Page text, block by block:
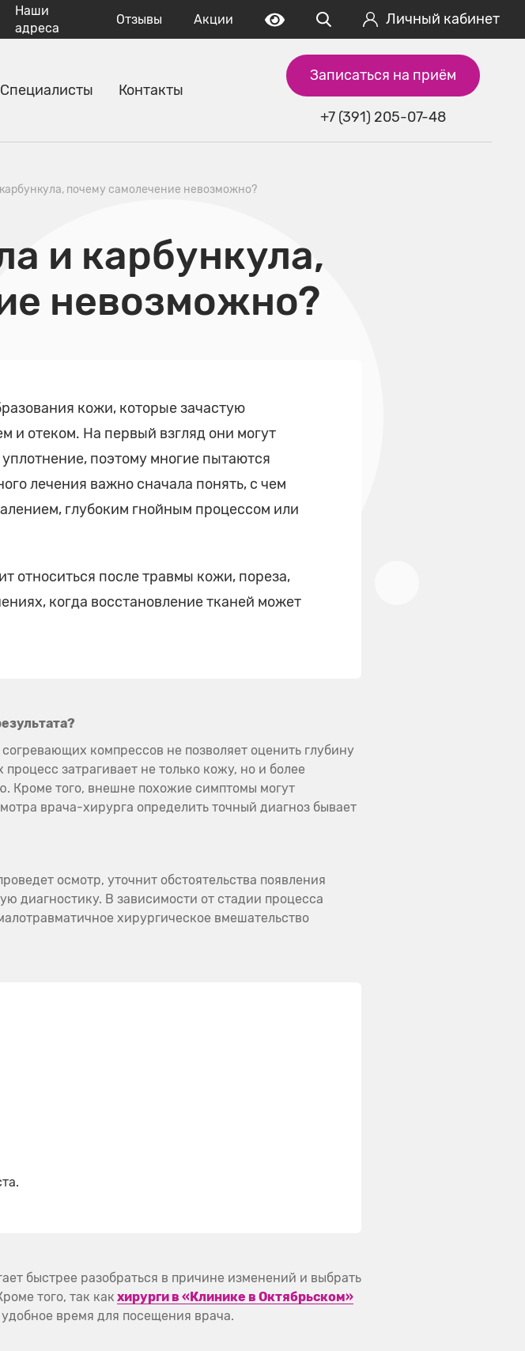
Наши
адреса
Отзывы Акции Личный кабинет
Специалисты
Контакты
+7 (391) 205-07-48
Записаться на приём
почему самолечение невозможно?
и карбункула,
невозможно?
кожи, которые зачастую
и отеком. На первый взгляд они могут
поэтому многие пытаются
лечения важно сначала понять, с чем
глубоким гнойным процессом или
относиться после травмы кожи, пореза,
когда восстановление тканей может
компрессов не позволяет оценить глубину
затрагивает не только кожу, но и более
Кроме того, внешне похожие симптомы могут
врача-хирурга определить точный диагноз бывает
осмотр, уточнит обстоятельства появления
диагностику. В зависимости от стадии процесса
хирургическое вмешательство
быстрее разобраться в причине изменений и выбрать
того, так как хирурги в «Клинике в Октябрьском»
время для посещения врача.